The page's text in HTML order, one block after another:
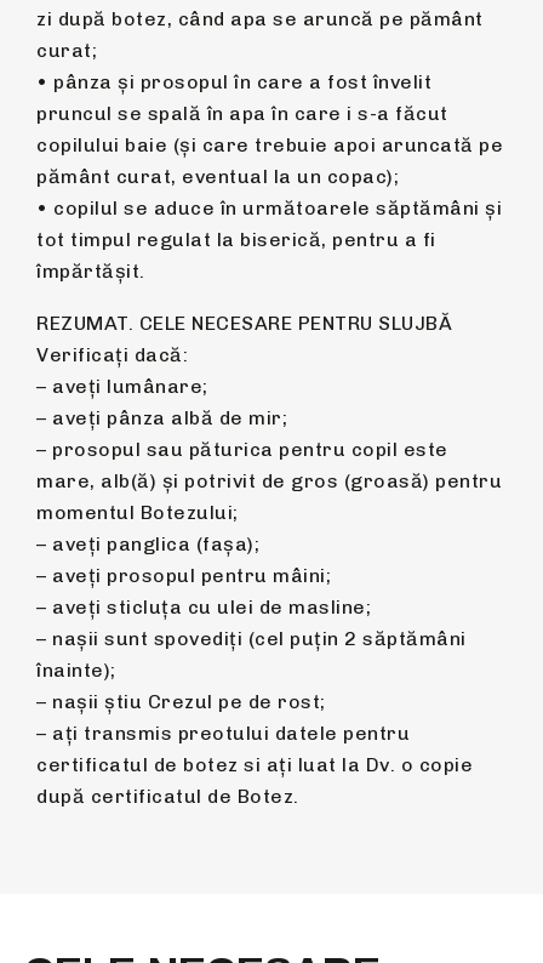
zi după botez, când apa se aruncă pe pământ
curat;
• pânza şi prosopul în care a fost învelit
pruncul se spală în apa în care i s-a făcut
copilului baie (şi care trebuie apoi aruncată pe
pământ curat, eventual la un copac);
• copilul se aduce în următoarele săptămâni şi
tot timpul regulat la biserică, pentru a fi
împărtăşit.
REZUMAT. CELE NECESARE PENTRU SLUJBĂ
Verificați dacă:
– aveți lumânare;
– aveți pânza albă de mir;
– prosopul sau păturica pentru copil este
mare, alb(ă) și potrivit de gros (groasă) pentru
momentul Botezului;
– aveți panglica (fașa);
– aveți prosopul pentru mâini;
– aveți sticluța cu ulei de masline;
– nașii sunt spovediți (cel puțin 2 săptămâni
înainte);
– nașii știu Crezul pe de rost;
– ați transmis preotului datele pentru
certificatul de botez si ați luat la Dv. o copie
după certificatul de Botez.